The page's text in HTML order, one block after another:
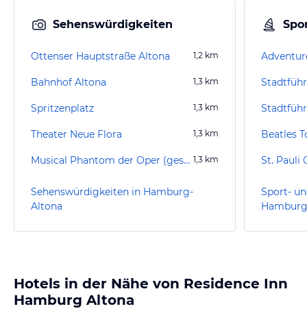
Sehenswürdigkeiten
Ottenser Hauptstraße Altona 1,2 km
Bahnhof Altona 1,3 km
Spritzenplatz 1,3 km
Theater Neue Flora 1,3 km
Musical Phantom der Oper (geschlossen) 1,3 km
Sehenswürdigkeiten in Hamburg-
Altona
Beatles
St. Pauli
Sport-
Hotels in der Nähe von Residence Inn
Hamburg Altona